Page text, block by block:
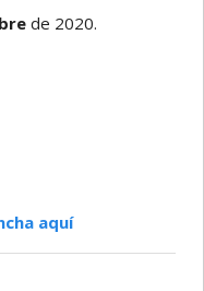
de 2020.
aquí